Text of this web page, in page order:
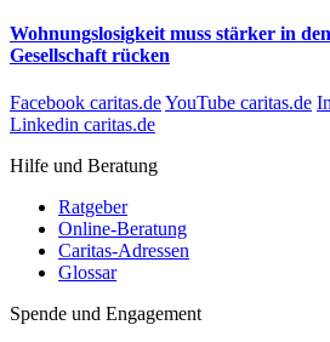
Wohnungslosigkeit muss stärker in
Gesellschaft rücken
Facebook caritas.deYouTube caritas.de
Linkedin caritas.de
Hilfe und Beratung
Ratgeber
Online-Beratung
Caritas-Adressen
Glossar
Spende und Engagement